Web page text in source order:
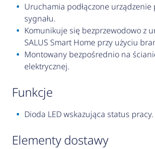
Uruchamia podłączone
sygnału.
Komunikuje się bezprzewodowo z
SALUS Smart Home przy użyciu
Montowany bezpośrednio na
elektrycznej.
funkcje
Dioda LED wskazująca status pracy.
elementy dostawy